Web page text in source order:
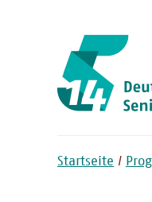
Startseite